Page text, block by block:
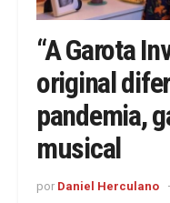
“A Garota
original
pandemia,
musical
por Daniel Herculano